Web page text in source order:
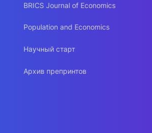
BRICS Journal of Economics
Population and Economics
Научный старт
Архив препринтов